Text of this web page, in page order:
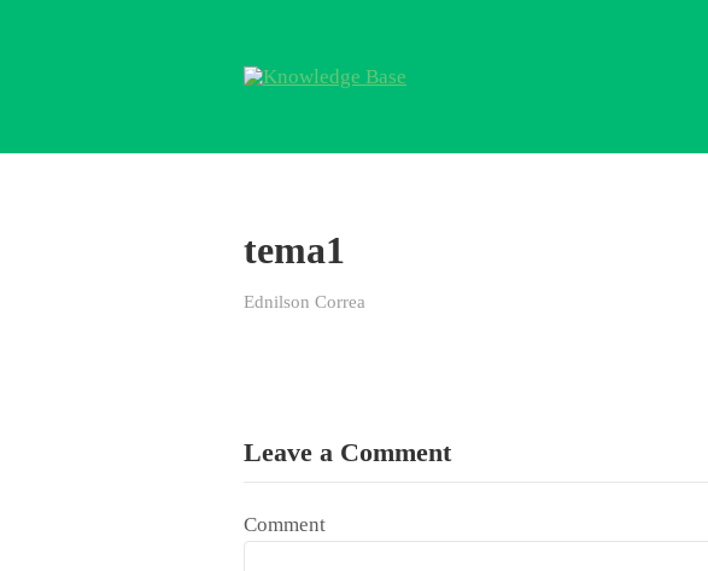
tema1
Ednilson Correa
Leave a Comment
Comment